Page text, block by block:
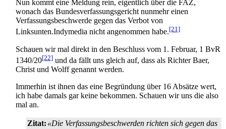
Nun kommt eine Meldung rein, eigentlich über die FAZ,
wonach das Bundes­verfassungs­gericht nunmehr einen
Verfassungs­beschwerde gegen das Verbot von
Linksunten.Indymedia nicht angenommen habe.[21]
Schauen wir mal direkt in den Beschluss vom 1. Februar, 1 BvR
1340/20[22] und da fällt uns gleich auf, dass als Richter Baer,
Christ und Wolff genannt werden.
Immerhin ist ihnen das eine Begründung über 16 Absätze wert,
ich habe damals gar keine bekommen. Schauen wir uns die also
mal an.
Zitat: «Die Verfassungsbeschwerden richten sich gegen das